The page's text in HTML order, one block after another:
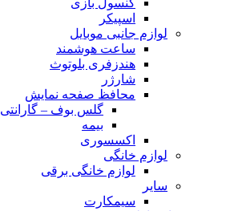
کنسول بازی
اسپیکر
لوازم جانبی موبایل
ساعت هوشمند
هندزفری بلوتوث
شارژر
محافظ صفحه نمایش
گلس بوف – گارانتی
بیمه
اکسسوری
لوازم خانگی
لوازم خانگی برقی
سایر
سیمکارت